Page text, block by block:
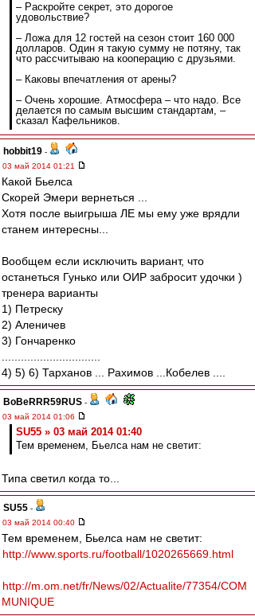
– Раскройте секрет, это дорогое
удовольствие?
– Ложа для 12 гостей на сезон стоит 160 000
долларов. Один я такую сумму не потяну, так
что рассчитываю на кооперацию с друзьями.
– Каковы впечатления от арены?
– Очень хорошие. Атмосфера – что надо. Все
делается по самым высшим стандартам, –
сказал Кафельников.
hobbit19 -
03 май 2014 01:21
Какой Бьелса
Скорей Эмери вернеться ...
Хотя после выигрыша ЛЕ мы ему уже врядли
станем интересны...
Вообщем если исключить вариант, что
останеться Гунько или ОИР забросит удочки )
тренера варианты
1) Петреску
2) Аленичев
3) Гончаренко
4) 5) 6) Тарханов ... Рахимов ...Кобелев ....
BoBeRRR59RUS -
03 май 2014 01:06
SU55 » 03 май 2014 01:40
Тем временем, Бьелса нам не светит:
Типа светил когда то...
SU55 -
03 май 2014 00:40
Тем временем, Бьелса нам не светит:
http://www.sports.ru/football/1020265669.html
http://m.om.net/fr/News/02/Actualite/77354/COM
MUNIQUE